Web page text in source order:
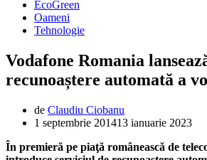
EcoGreen
Oameni
Tehnologie
Vodafone Romania
recunoaștere automată a
de Claudiu Ciobanu
1 septembrie 201413 ianuarie 2023
În premieră pe piaţă românească de